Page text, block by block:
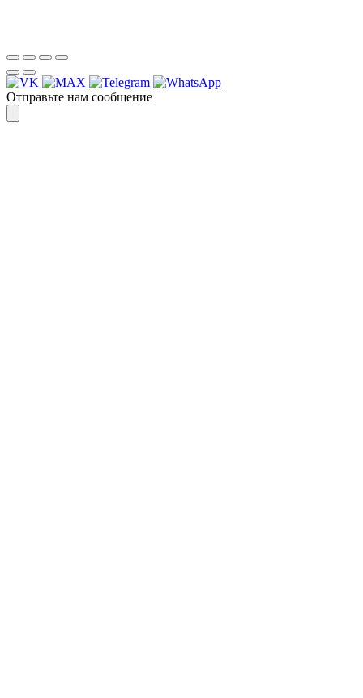
Отправьте нам сообщение